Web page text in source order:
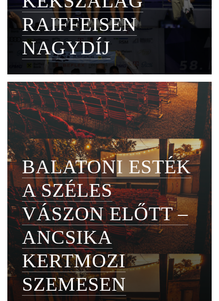
RAIFFEISEN
NAGYDÍJ
BALATONI ESTÉK
A SZÉLES
VÁSZON ELŐTT –
ANCSIKA
KERTMOZI
SZEMESEN